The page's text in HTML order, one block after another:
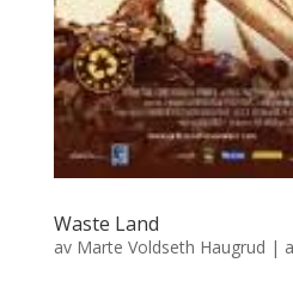
Waste Land
av Marte Voldseth Haugrud |